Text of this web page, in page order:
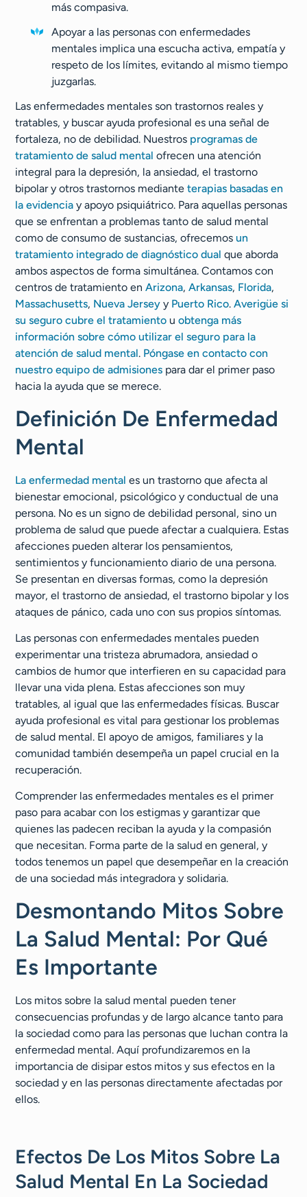
más compasiva.
Apoyar a las personas con enfermedades
mentales implica una escucha activa, empatía y
respeto de los límites, evitando al mismo tiempo
juzgarlas.
Las enfermedades mentales son trastornos reales y
tratables, y buscar ayuda profesional es una señal de
fortaleza, no de debilidad. Nuestros programas de
tratamiento de salud mental ofrecen una atención
integral para la depresión, la ansiedad, el trastorno
bipolar y otros trastornos medianteterapias basadas en
la evidencia y apoyo psiquiátrico. Para aquellas personas
que se enfrentan a problemas tanto de salud mental
como de consumo de sustancias, ofrecemosun
tratamiento integrado de diagnóstico dual que aborda
ambos aspectos de forma simultánea. Contamos con
centros de tratamiento enArizona,Arkansas, Florida,
Massachusetts, Nueva Jersey y Puerto Rico.Averigüe si
su seguro cubre el tratamiento uobtenga más
información sobre cómo utilizar el seguro para la
atención de salud mental. Póngase en contacto con
nuestro equipo de admisiones para dar el primer paso
hacia la ayuda que se merece.
Definición De Enfermedad
Mental
La enfermedad mental es un trastorno que afecta al
bienestar emocional, psicológico y conductual de una
persona. No es un signo de debilidad personal, sino un
problema de salud que puede afectar a cualquiera. Estas
afecciones pueden alterar los pensamientos,
sentimientos y funcionamiento diario de una persona.
Se presentan en diversas formas, como la depresión
mayor, el trastorno de ansiedad, el trastorno bipolar y los
ataques de pánico, cada uno con sus propios síntomas.
Las personas con enfermedades mentales pueden
experimentar una tristeza abrumadora, ansiedad o
cambios de humor que interfieren en su capacidad para
llevar una vida plena. Estas afecciones son muy
tratables, al igual que las enfermedades físicas. Buscar
ayuda profesional es vital para gestionar los problemas
de salud mental. El apoyo de amigos, familiares y la
comunidad también desempeña un papel crucial en la
recuperación.
Comprender las enfermedades mentales es el primer
paso para acabar con los estigmas y garantizar que
quienes las padecen reciban la ayuda y la compasión
que necesitan. Forma parte de la salud en general, y
todos tenemos un papel que desempeñar en la creación
de una sociedad más integradora y solidaria.
Desmontando Mitos Sobre
La Salud Mental: Por Qué
Es Importante
Los mitos sobre la salud mental pueden tener
consecuencias profundas y de largo alcance tanto para
la sociedad como para las personas que luchan contra la
enfermedad mental. Aquí profundizaremos en la
importancia de disipar estos mitos y sus efectos en la
sociedad y en las personas directamente afectadas por
ellos.
Efectos De Los Mitos Sobre La
Salud Mental En La Sociedad